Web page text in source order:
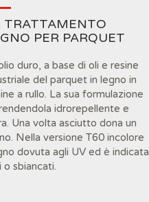
TRATTAMENTO
PER PARQUET
duro, a base di oli e resine
del parquet in legno in
a rullo. La sua formulazione
idrorepellente e
Una volta asciutto dona un
Nella versione T60 incolore
dovuta agli UV ed è indicata
o sbiancati.